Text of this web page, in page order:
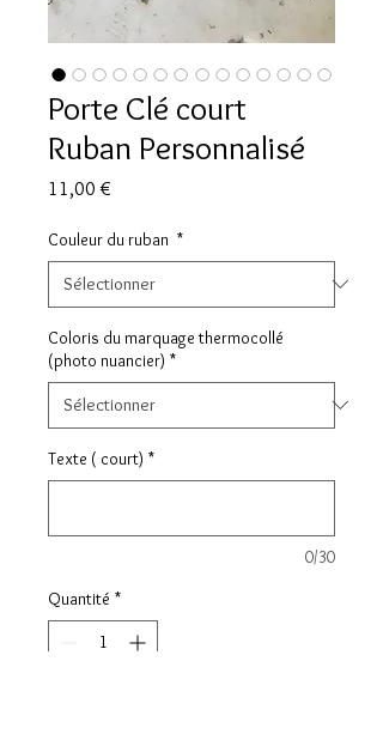
Porte Clé court
Ruban Personnalisé
11,00 €
Couleur du ruban *
Coloris du marquage thermocollé
(photo nuancier) *
Texte ( court) *
0/30
Quantité *